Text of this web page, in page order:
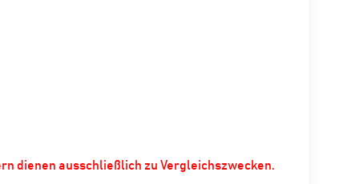
dienen ausschließlich zu Vergleichszwecken.